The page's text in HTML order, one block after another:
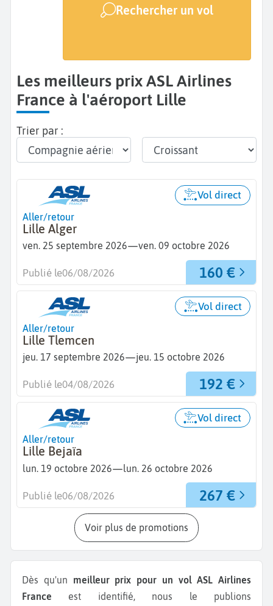
Rechercher un vol
Les meilleurs prix ASL Airlines
France à l'aéroport Lille
Trier par :
Aller/retour
Lille Alger
ven. 25 septembre 2026—ven. 09 octobre 2026
Vol direct
160 €
Publié le06/08/2026
Aller/retour
Lille Tlemcen
jeu. 17 septembre 2026—jeu. 15 octobre 2026
Vol direct
192 €
Publié le04/08/2026
Aller/retour
Lille Bejaïa
lun. 19 octobre 2026—lun. 26 octobre 2026
Vol direct
267 €
Publié le06/08/2026
Voir plus de promotions
Dès qu'un meilleur prix pour un vol ASL Airlines
France est identifié, nous le publions